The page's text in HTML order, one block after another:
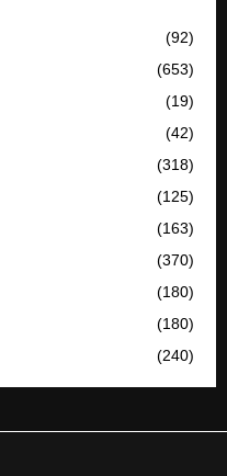
(92)
(653)
(19)
(42)
(318)
(125)
(163)
(370)
(180)
(180)
(240)